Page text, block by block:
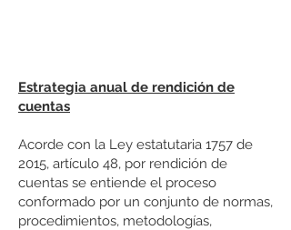
Estrategia anual de rendición de
cuentas
Acorde con la Ley estatutaria 1757 de
2015, artículo 48, por rendición de
cuentas se entiende el proceso
conformado por un conjunto de normas,
procedimientos, metodologías,